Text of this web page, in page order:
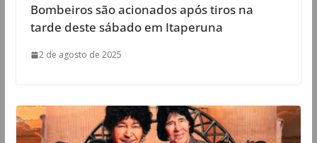
Bombeiros são acionados após tiros na
tarde deste sábado em Itaperuna
2 de agosto de 2025